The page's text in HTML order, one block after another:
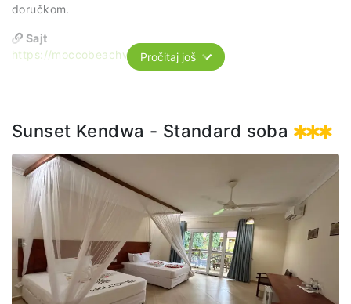
doručkom.
Sajt
https://moccobeachvilla.co.tz
Pročitaj još
Sunset Kendwa - Standard soba